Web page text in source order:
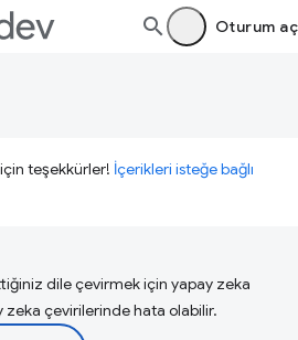
Oturum aç
için teşekkürler! İçerikleri isteğe bağlı
dile çevirmek için yapay zeka
zeka çevirilerinde hata olabilir.